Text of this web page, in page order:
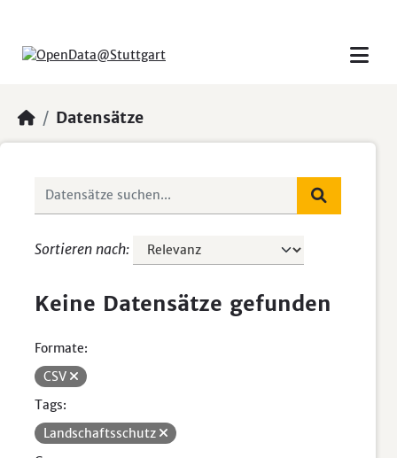
Datensätze
Sortieren nach
Keine Datensätze gefunden
Formate:
CSV
Tags:
Landschaftsschutz